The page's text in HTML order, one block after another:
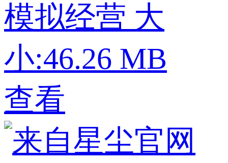
模拟经营 大
小:46.26 MB
查看